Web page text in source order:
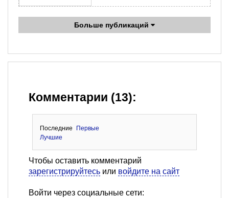
Больше публикаций
Комментарии (13):
Последние
Первые
Лучшие
Чтобы оставить комментарий
зарегистрируйтесь или войдите на сайт
Войти через социальные сети: